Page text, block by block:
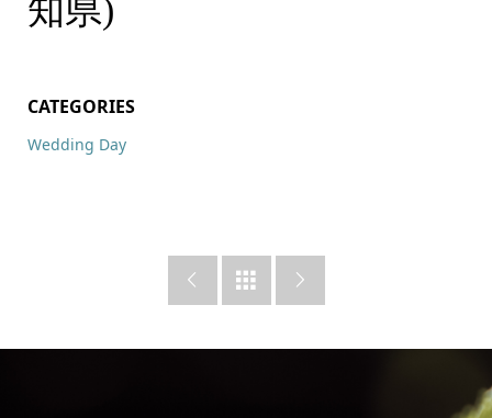
知県)
CATEGORIES
Wedding Day
  